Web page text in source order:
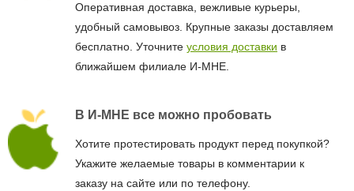
Оперативная доставка, вежливые курьеры,
удобный самовывоз. Крупные заказы доставляем
бесплатно. Уточните условия доставки в
ближайшем филиале И-МНЕ.
В И-МНЕ все можно пробовать
Хотите протестировать продукт перед покупкой?
Укажите желаемые товары в комментарии к
заказу на сайте или по телефону.